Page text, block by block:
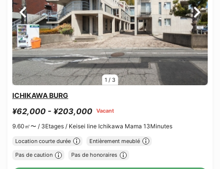
1 / 3
ICHIKAWA BURG
¥62,000 - ¥203,000 Vacant
9.60㎡〜 / 3Etages / Keisei line Ichikawa Mama 13Minutes
Location courte durée Entièrement meublé
Pas de caution Pas de honoraires